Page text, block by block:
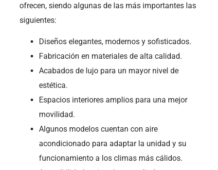
ofrecen, siendo algunas de las más importantes las
siguientes:
Diseños elegantes, modernos y sofisticados.
Fabricación en materiales de alta calidad.
Acabados de lujo para un mayor nivel de
estética.
Espacios interiores amplios para una mejor
movilidad.
Algunos modelos cuentan con aire
acondicionado para adaptar la unidad y su
funcionamiento a los climas más cálidos.